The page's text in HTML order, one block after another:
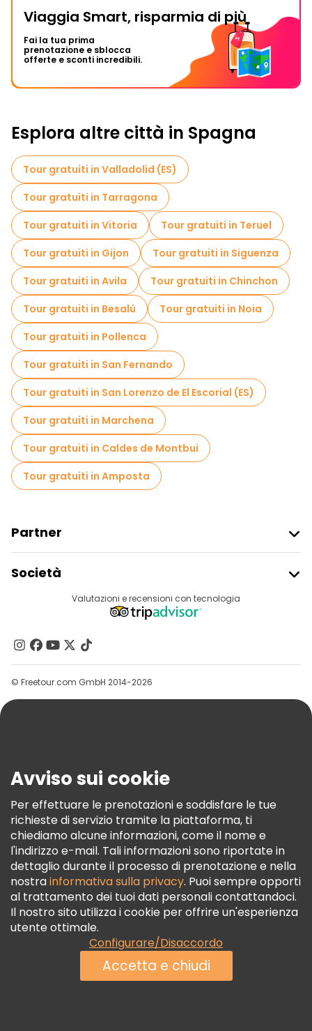
Viaggia Smart, risparmia di più
Fai la tua prima
prenotazione e sblocca
offerte e sconti incredibili.
Esplora altre città in Spagna
Tour gratuiti in Valladolid (ES)
Tour gratuiti in Tarragona
Tour gratuiti in Vitoria
Tour gratuiti in Teruel
Tour gratuiti in Gijon
Tour gratuiti in Siguenza
Tour gratuiti in Avila
Tour gratuiti in Chinchon
Tour gratuiti in Besalú
Tour gratuiti in Noia
Tour gratuiti in Pollenca
Tour gratuiti in San Fernando
Tour gratuiti in San Lorenzo de El Escorial (ES)
Tour gratuiti in Marchena
Tour gratuiti in Caldes de Montbui
Tour gratuiti in Amposta
Partner
Accesso Del Fornitore
Programma Di Affiliazione
Società
Destinazioni
Contattaci
Gruppi
Aiuto
Termini E Condizioni
Informativa Sui Cookie
Freetour Premi
Programma Di Fidelizzazione
Valutazioni e recensioni con tecnologia
© Freetour.com GmbH 2014-2026
Avviso sui cookie
Per effettuare le prenotazioni e soddisfare le tue
richieste di servizio tramite la piattaforma, ti
chiediamo alcune informazioni, come il nome e
l'indirizzo e-mail. Tali informazioni sono riportate in
dettaglio durante il processo di prenotazione e nella
nostrainformativa sulla privacy. Puoi sempre opporti
al trattamento dei tuoi dati personali contattandoci.
Il nostro sito utilizza i cookie per offrire un'esperienza
utente ottimale.
Configurare/Disaccordo
Accetta e chiudi